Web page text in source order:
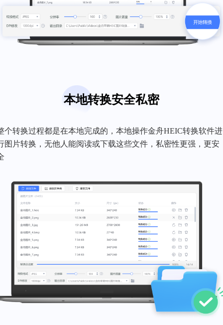
本地转换安全私密
个转换过程都是在本地完成的，本地操作金舟HEIC转换软件进
图片转换，无他人能阅读或下载这些文件，私密性更强，更安